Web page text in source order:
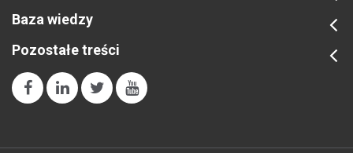
Baza wiedzy
Pozostałe treści